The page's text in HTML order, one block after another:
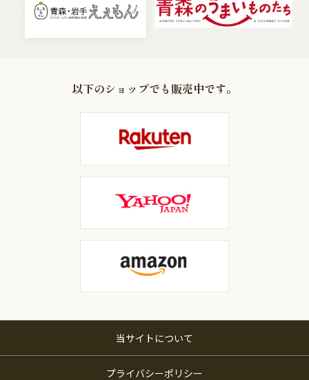
以下のショップでも販売中です。
当サイトについて
プライバシーポリシー